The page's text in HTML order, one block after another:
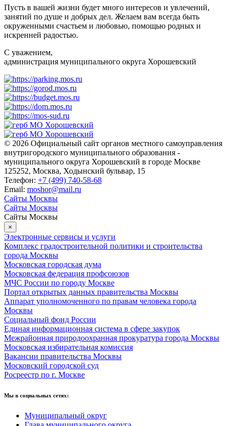
Пусть в вашей жизни будет много интересов и увлечений,
занятий по душе и добрых дел. Желаем вам всегда быть
окруженными счастьем и любовью, помощью родных и
искренней радостью.
С уважением,
администрация муниципального округа Хорошевский
© 2026 Официальный сайт органов местного самоуправления
внутригородского муниципального образования -
муниципального округа Хорошевский в городе Москве
125252, Москва, Ходынский бульвар, 15
Телефон: +7 (499) 740-58-68
Email: moshor@mail.ru
Сайты Москвы
Сайты Москвы
Сайты Москвы
×
Электронные сервисы и услуги
Комплекс градостроительной политики и строительства
города Москвы
Московская городская дума
Московская федерация профсоюзов
МЧС России по городу Москве
Портал открытых данных правительства Москвы
Аппарат уполномоченного по правам человека города
Москвы
Социальный фонд России
Единая информационная система в сфере закупок
Межрайонная природоохранная прокуратура города Москвы
Московская избирательная комиссия
Вакансии правительства Москвы
Московский городской суд
Росреестр по г. Москве
Мы в социальных сетях:
Муниципальный округ